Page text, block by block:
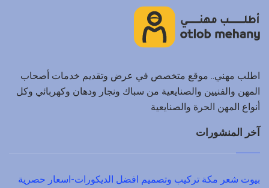
اطلب مهني.. موقع متخصص في عرض وتقديم خدمات أصحاب
المهن والفنيين والصنايعية من سباك ونجار ودهان وكهربائي وكل
أنواع المهن الحرة والصنايعية
آخر المنشورات
بيوت شعر مكة تركيب وتصميم افضل الديكورات-اسعار حصرية